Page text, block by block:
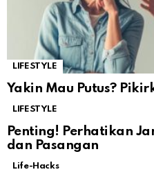
LIFESTYLE
Yakin Mau Putus?
LIFESTYLE
Penting! Perhatikan
dan Pasangan
Life-Hacks